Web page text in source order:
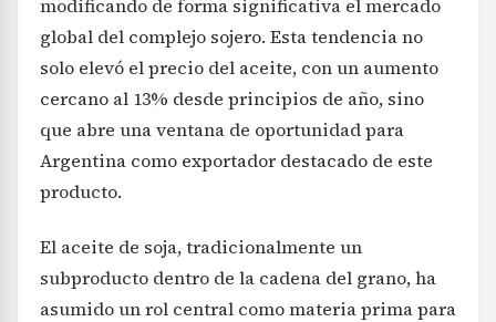
modificando de forma significativa el mercado
global del complejo sojero. Esta tendencia no
solo elevó el precio del aceite, con un aumento
cercano al 13% desde principios de año, sino
que abre una ventana de oportunidad para
Argentina como exportador destacado de este
producto.
El aceite de soja, tradicionalmente un
subproducto dentro de la cadena del grano, ha
asumido un rol central como materia prima para